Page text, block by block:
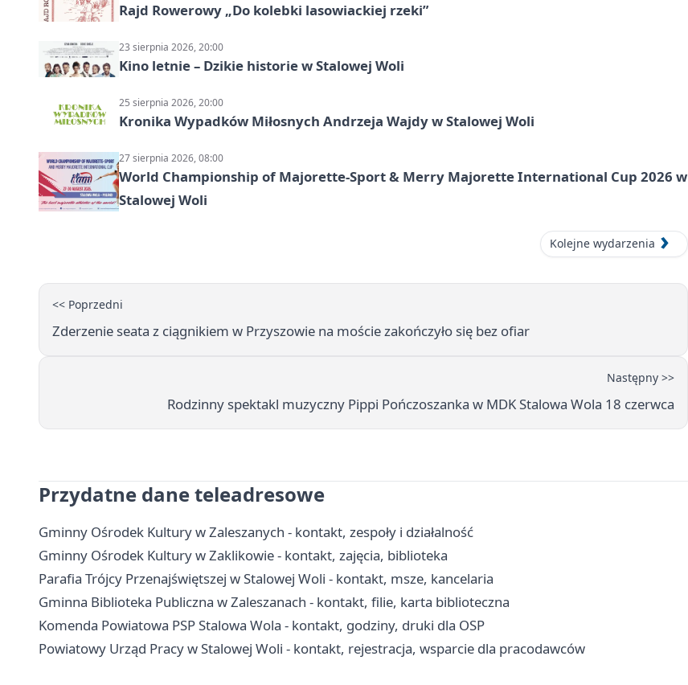
Rajd Rowerowy „Do kolebki lasowiackiej rzeki”
23 sierpnia 2026, 20:00
Kino letnie – Dzikie historie w Stalowej Woli
25 sierpnia 2026, 20:00
Kronika Wypadków Miłosnych Andrzeja Wajdy w Stalowej Woli
27 sierpnia 2026, 08:00
World Championship of Majorette-Sport & Merry Majorette International Cup 2026 w
Stalowej Woli
Kolejne wydarzenia
<< Poprzedni
Zderzenie seata z ciągnikiem w Przyszowie na moście zakończyło się bez ofiar
Następny >>
Rodzinny spektakl muzyczny Pippi Pończoszanka w MDK Stalowa Wola 18 czerwca
Przydatne dane teleadresowe
Gminny Ośrodek Kultury w Zaleszanych - kontakt, zespoły i działalność
Gminny Ośrodek Kultury w Zaklikowie - kontakt, zajęcia, biblioteka
Parafia Trójcy Przenajświętszej w Stalowej Woli - kontakt, msze, kancelaria
Gminna Biblioteka Publiczna w Zaleszanach - kontakt, filie, karta biblioteczna
Komenda Powiatowa PSP Stalowa Wola - kontakt, godziny, druki dla OSP
Powiatowy Urząd Pracy w Stalowej Woli - kontakt, rejestracja, wsparcie dla pracodawców